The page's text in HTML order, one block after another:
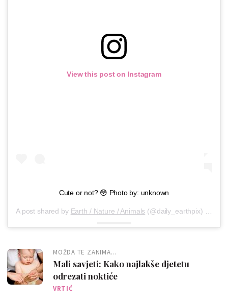
View this post on Instagram
Cute or not? 😳 Photo by: unknown
A post shared by Earth / Nature / Animals (@daily_earthpix) on
MOŽDA TE ZANIMA...
Mali savjeti: Kako najlakše djetetu
odrezati noktiće
VRTIĆ